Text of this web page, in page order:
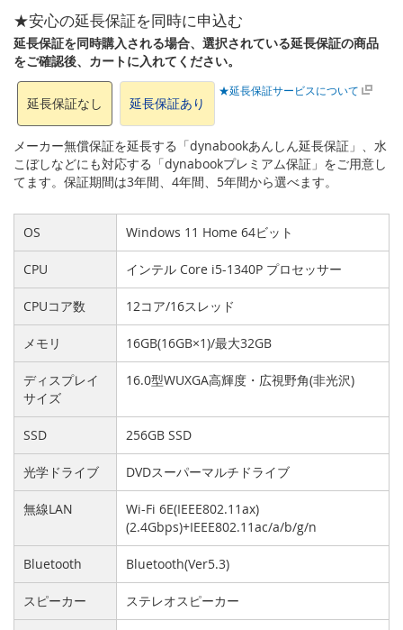
★安心の延長保証を同時に申込む
延長保証を同時購入される場合、選択されている延長保証の商品
をご確認後、カートに入れてください。
延長保証なし 延長保証あり
★延長保証サービスについて
メーカー無償保証を延長する「dynabookあんしん延長保証」、水
こぼしなどにも対応する「dynabookプレミアム保証」をご用意し
てます。保証期間は3年間、4年間、5年間から選べます。
OS Windows 11 Home 64ビット
CPU インテル Core i5-1340P プロセッサー
CPUコア数 12コア/16スレッド
メモリ 16GB(16GB×1)/最大32GB
ディスプレイ
サイズ
16.0型WUXGA高輝度・広視野角(非光沢)
SSD 256GB SSD
光学ドライブ DVDスーパーマルチドライブ
無線LAN
Wi-Fi 6E(IEEE802.11ax)
(2.4Gbps)+IEEE802.11ac/a/b/g/n
Bluetooth Bluetooth(Ver5.3)
スピーカー ステレオスピーカー